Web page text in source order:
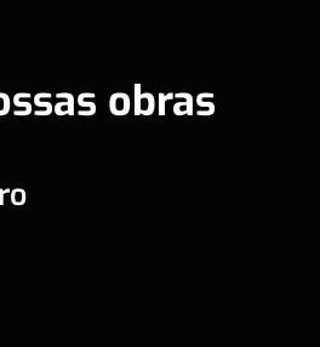
obras